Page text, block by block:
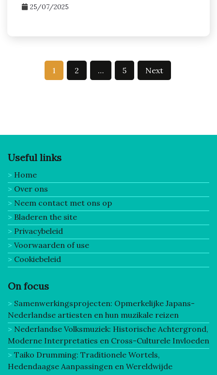
25/07/2025
Posts pagination
1 2 … 5 Next
Useful links
Home
Over ons
Neem contact met ons op
Bladeren the site
Privacybeleid
Voorwaarden of use
Cookiebeleid
On focus
Samenwerkingsprojecten: Opmerkelijke Japans-
Nederlandse artiesten en hun muzikale reizen
Nederlandse Volksmuziek: Historische Achtergrond,
Moderne Interpretaties en Cross-Culturele Invloeden
Taiko Drumming: Traditionele Wortels,
Hedendaagse Aanpassingen en Wereldwijde